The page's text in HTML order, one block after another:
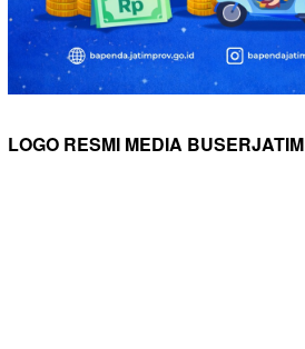
LOGO RESMI MEDIA BUSERJATIM